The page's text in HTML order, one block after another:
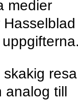
medier
resa
analog till